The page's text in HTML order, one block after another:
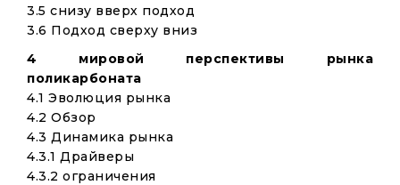
3.5 снизу вверх подход
3.6 Подход сверху вниз
4 мировой перспективы рынка
поликарбоната
4.1 Эволюция рынка
4.2 Обзор
4.3 Динамика рынка
4.3.1 Драйверы
4.3.2 ограничения